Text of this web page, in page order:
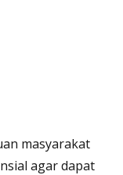
masyarakat
agar dapat